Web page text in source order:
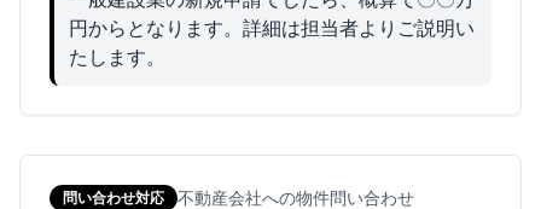
円からとなります。詳細は担当者よりご説明い
たします。
問い合わせ対応 不動産会社への物件問い合わせ